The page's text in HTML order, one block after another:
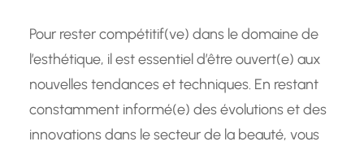
Pour rester compétitif(ve) dans le domaine de
l’esthétique, il est essentiel d’être ouvert(e) aux
nouvelles tendances et techniques. En restant
constamment informé(e) des évolutions et des
innovations dans le secteur de la beauté, vous